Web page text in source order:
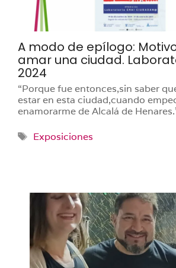
A modo de epílogo:
amar una ciudad.
2024
“Porque fue entonces,sin saber
estar en esta ciudad,cuando
enamorarme de Alcalá de
Etiquetas
Exposiciones